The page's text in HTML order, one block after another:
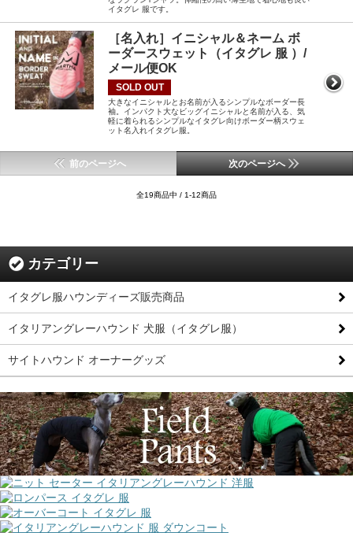
イタグレ 服です。
［名入れ］イニシャル＆ネーム ボ
ーダースウェット（イタグレ 服 ）/
メール便OK
SOLD OUT
大きなイニシャルとお名前が入るシンプルなボーダー長
袖。インパクト大なビッグイニシャルと名前が入る、気
軽に着られるシンプルなイタグレ向けボーダー柄スウェ
ット名入れイタグレ服。
前のページへ 次のページへ
全19商品中 / 1-12商品
カテゴリー
イタグレ服ハウンディーズ販売商品
イタリアングレーハウンド 犬服（イタグレ服）
サイトハウンド オーナーグッズ